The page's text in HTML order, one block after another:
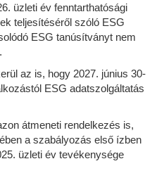
üzleti év fenntarthatósági
teljesítéséről szóló ESG
ESG tanúsítványt nem
az is, hogy 2027. június 30-
ESG adatszolgáltatás
átmeneti rendelkezés is,
a szabályozás első ízben
üzleti év tevékenysége